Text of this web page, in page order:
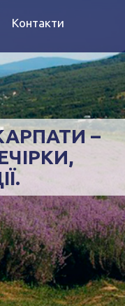
Контакти
–